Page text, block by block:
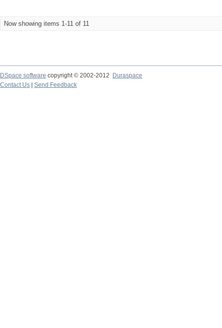
Now showing items 1-11 of 11
DSpace software copyright © 2002-2012
Duraspace
Contact Us
Send Feedback